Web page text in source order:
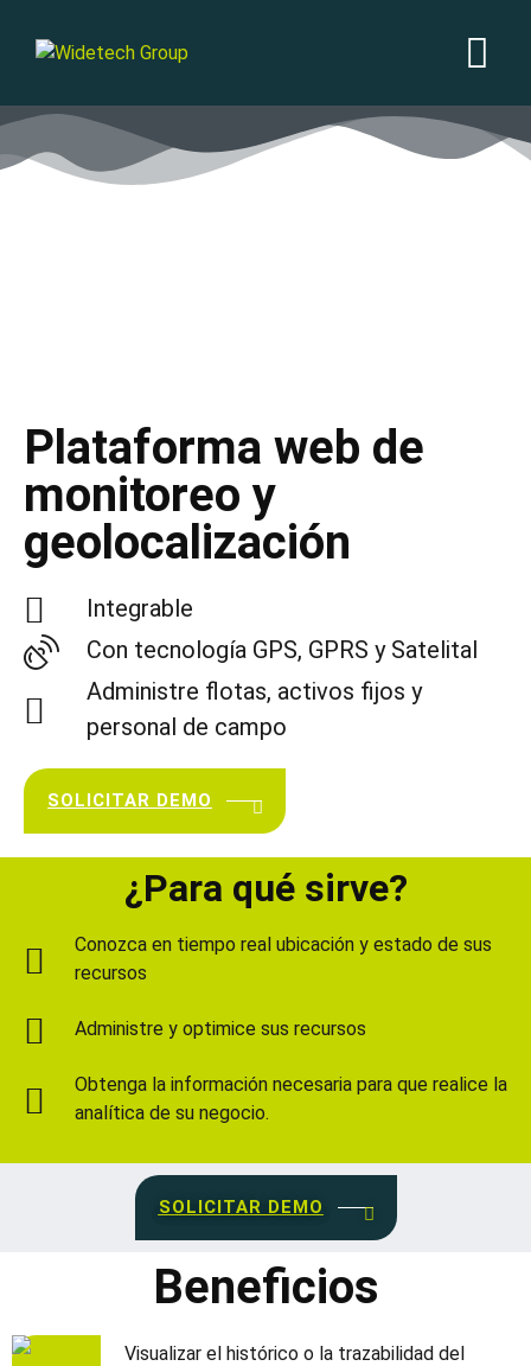
Plataforma web de
monitoreo y
geolocalización
Integrable
Con tecnología GPS, GPRS y Satelital
Administre flotas, activos fijos y
personal de campo
SOLICITAR DEMO
¿Para qué sirve?
Conozca en tiempo real ubicación y estado de sus
recursos
Administre y optimice sus recursos
Obtenga la información necesaria para que realice la
analítica de su negocio.
SOLICITAR DEMO
Beneficios
Visualizar el histórico o la trazabilidad del